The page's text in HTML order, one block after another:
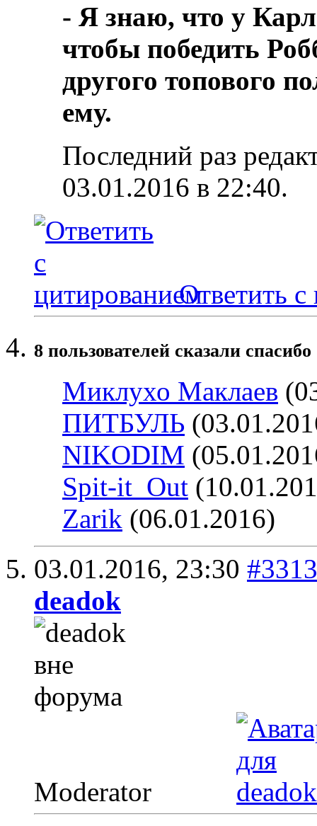
- Я знаю, что у
чтобы победить
другого топового
ему.
Последний раз
03.01.2016 в 22:40.
Ответить с
8 пользователей сказали
Миклухо Маклаев
ПИТБУЛЬ
NIKODIM
Spit-it_Out
Zarik (06.01.2016)
03.01.2016, 23:30 #3313
deadok
Moderator